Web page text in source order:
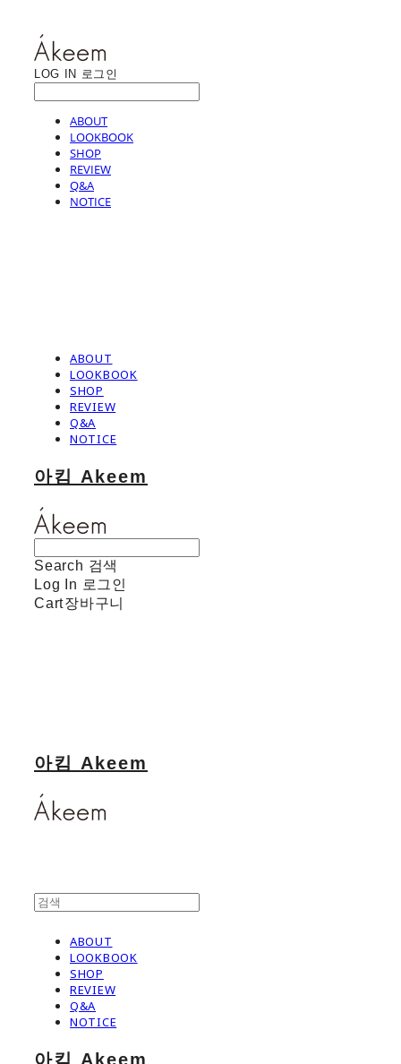
LOG IN 로그인
ABOUT
LOOKBOOK
SHOP
REVIEW
Q&A
NOTICE
ABOUT
LOOKBOOK
SHOP
REVIEW
Q&A
NOTICE
아킴 Akeem
Search 검색
Log In 로그인
Cart장바구니
아킴 Akeem
ABOUT
LOOKBOOK
SHOP
REVIEW
Q&A
NOTICE
아킴 Akeem